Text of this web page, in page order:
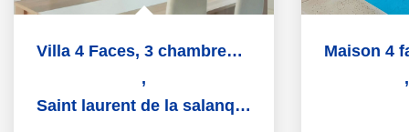
Villa 4 Faces, 3 chambres, garage, piscine,125 m2-Saint...
,
Saint laurent de la salanque